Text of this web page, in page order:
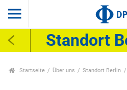
Standort
Startseite Über uns Standort Berlin